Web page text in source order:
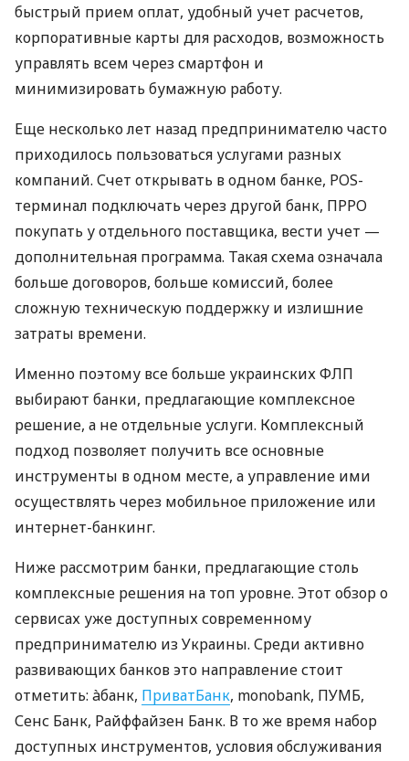
быстрый прием оплат, удобный учет расчетов,
корпоративные карты для расходов, возможность
управлять всем через смартфон и
минимизировать бумажную работу.
Еще несколько лет назад предпринимателю часто
приходилось пользоваться услугами разных
компаний. Счет открывать в одном банке, POS-
терминал подключать через другой банк, ПРРО
покупать у отдельного поставщика, вести учет —
дополнительная программа. Такая схема означала
больше договоров, больше комиссий, более
сложную техническую поддержку и излишние
затраты времени.
Именно поэтому все больше украинских ФЛП
выбирают банки, предлагающие комплексное
решение, а не отдельные услуги. Комплексный
подход позволяет получить все основные
инструменты в одном месте, а управление ими
осуществлять через мобильное приложение или
интернет-банкинг.
Ниже рассмотрим банки, предлагающие столь
комплексные решения на топ уровне. Этот обзор о
сервисах уже доступных современному
предпринимателю из Украины. Среди активно
развивающих банков это направление стоит
отметить: àбанк, ПриватБанк, monobank, ПУМБ,
Сенс Банк, Райффайзен Банк. В то же время набор
доступных инструментов, условия обслуживания